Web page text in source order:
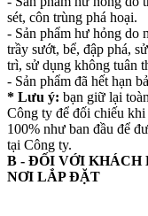
sét, côn trùng phá hoại.
- Sản phẩm hư hỏng do
trầy sướt, bể, đập phá,
trì, sử dụng không tuân
- Sản phẩm đã hết hạn
* Lưu ý: bạn giữ lại
Công ty để đối chiếu
100% như ban đầu để
tại Công ty.
B - ĐỐI VỚI KHÁCH
NƠI LẮP ĐẶT